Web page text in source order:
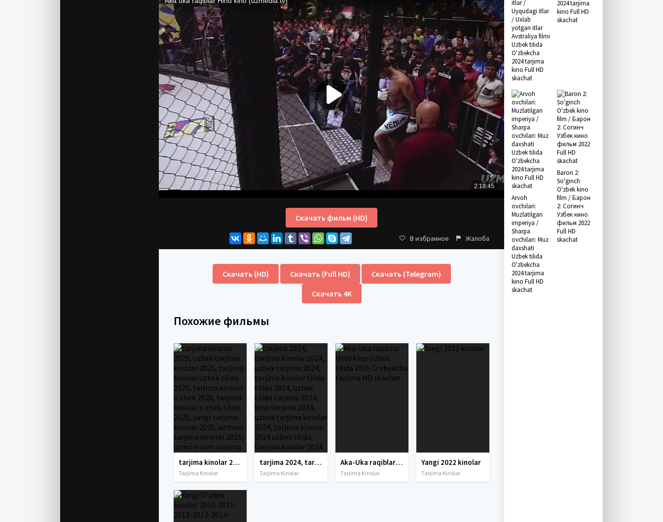
Скачать фильм (HD)
В избранное Жалоба
Скачать (HD) Скачать (Full HD)
Скачать (Telegram)
Скачать 4K
Похожие фильмы
tarjima kinolar 2025, uzbek tarjima kinolar 2025, tarjima kinolar uzbek tilida 2025, tarjima kinolar o zbek 2025, tarjima kinolar o zbek tilida 2025, yangi tarjima kinolar 2025, uzmovi tarjima kinolar 2025, uzmovi com tarjima kinolar 2025, uzbekcha t
Tarjima Kinolar
tarjima 2024, tarjima kinolar 2024, uzbek tarjima 2024, tarjima kinolar tilida tilida 2024, uzbek tilida tarjima 2024, kino tarjima 2024, uzbek tarjima kinolar 2024, tarjima kinolar 2024 uzbek tilida, tarjima kinolar 2024 o zbek, tarjima kinolar 2024
Tarjima Kinolar
Aka-Uka raqiblar Hind kino Uzbek tilida 2015 O'zbekcha tarjima HD skachat
Tarjima Kinolar
Yangi 2022 kinolar
Tarjima Kinolar
itlar /
Uyqudagi itlar
/ Uxlab
yotgan itlar
Avstraliya filmi
Uzbek tilida
O'zbekcha
2024 tarjima
kino Full HD
skachat
2024 tarjima
kino Full HD
skachat
Arvoh
ovchilari:
Muzlatilgan
imperiya /
Sharpa
ovchilari: Muz
daxshati
Uzbek tilida
O'zbekcha
2024 tarjima
kino Full HD
skachat
Baron 2:
So'ginch
O'zbek kino
film / Барон
2: Согинч
Узбек кино
фильм 2022
Full HD
skachat